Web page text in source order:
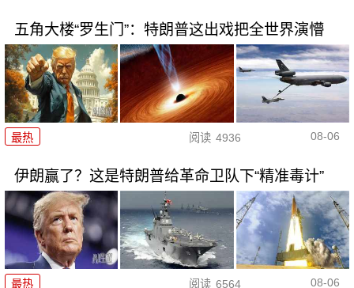
五角大楼“罗生门”：特朗普这出戏把全世界演懵
最热 阅读 4936 08-06
伊朗赢了？这是特朗普给革命卫队下“精准毒计”
最热 阅读 6564 08-06